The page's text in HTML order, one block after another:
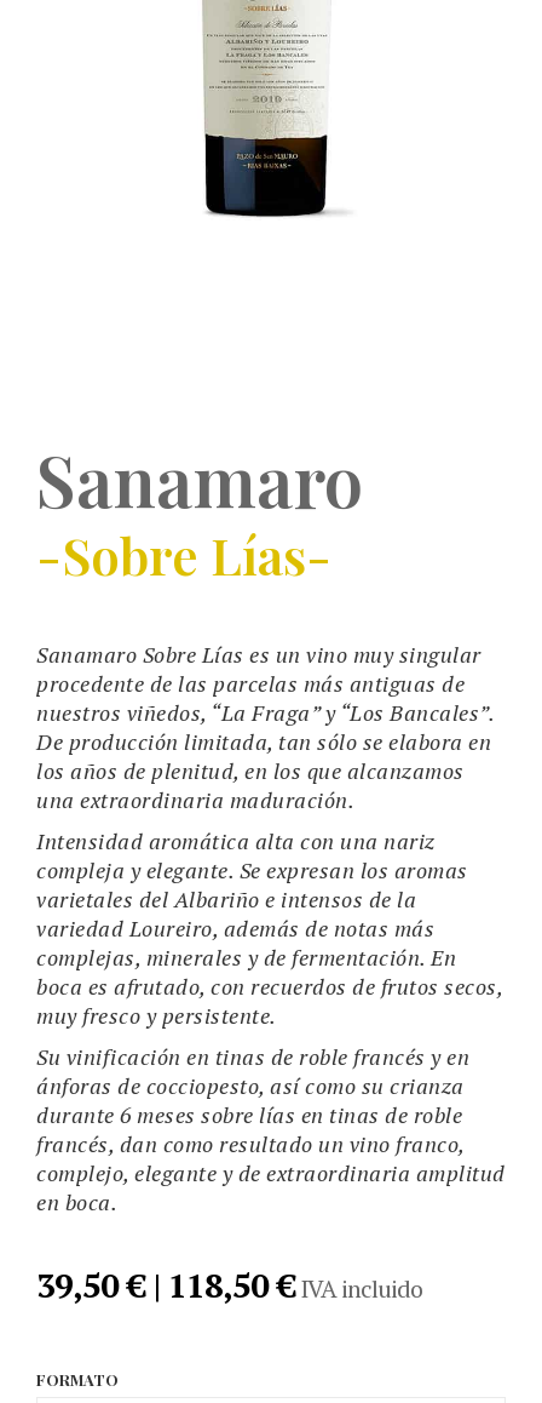
Sanamaro
-Sobre Lías-
Sanamaro Sobre Lías es un vino muy singular
procedente de las parcelas más antiguas de
nuestros viñedos, “La Fraga” y “Los Bancales”.
De producción limitada, tan sólo se elabora en
los años de plenitud, en los que alcanzamos
una extraordinaria maduración.
Intensidad aromática alta con una nariz
compleja y elegante. Se expresan los aromas
varietales del Albariño e intensos de la
variedad Loureiro, además de notas más
complejas, minerales y de fermentación. En
boca es afrutado, con recuerdos de frutos secos,
muy fresco y persistente.
Su vinificación en tinas de roble francés y en
ánforas de cocciopesto, así como su crianza
durante 6 meses sobre lías en tinas de roble
francés, dan como resultado un vino franco,
complejo, elegante y de extraordinaria amplitud
en boca.
39,50 € | 118,50 €IVA incluido
FORMATO